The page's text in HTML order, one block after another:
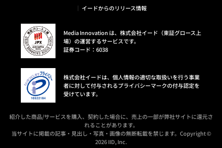
イードからのリリース情報
Media Innovation は、株式会社イード（東証グロース上
場）の運営するサービスです。
証券コード：6038
株式会社イードは、個人情報の適切な取扱いを行う事業
者に対して付与されるプライバシーマークの付与認定を
受けています。
紹介した商品/サービスを購入、契約した場合に、売上の一部が弊社サイトに還元さ
れることがあります。
当サイトに掲載の記事・見出し・写真・画像の無断転載を禁じます。Copyright ©
2026 IID, Inc.